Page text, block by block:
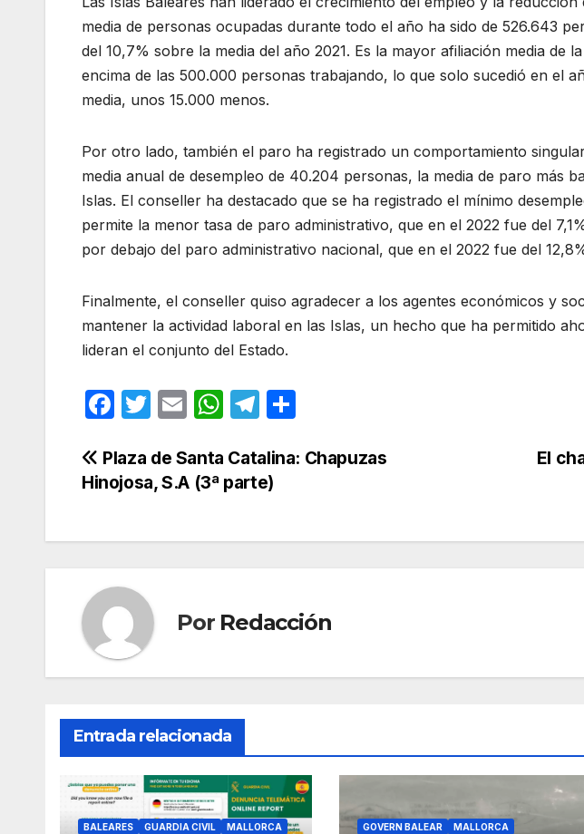
media de personas ocupadas durante todo el año ha sido de 526.643
del 10,7% sobre la media del año 2021. Es la mayor afiliación media de
encima de las 500.000 personas trabajando, lo que solo sucedió en el
media, unos 15.000 menos.
Por otro lado, también el paro ha registrado un comportamiento
media anual de desempleo de 40.204 personas, la media de paro más
Islas. El conseller ha destacado que se ha registrado el mínimo
permite la menor tasa de paro administrativo, que en el 2022 fue del
por debajo del paro administrativo nacional, que en el 2022 fue del
Finalmente, el conseller quiso agradecer a los agentes económicos y
mantener la actividad laboral en las Islas, un hecho que ha permitido
lideran el conjunto del Estado.
F
c
e
o
o
k
T
itt
er
E
ail
W
at
s
p
T
e
gr
m
m
tir
Navegación
entradas
El
Plaza de Santa Catalina: Chapuzas
Hinojosa, S.A (3ª parte)
Por Redacción
Entrada relacionada
BALEARES GUARDIA CIVIL
MALLORCA
GOVERN BALEAR
MALLORCA